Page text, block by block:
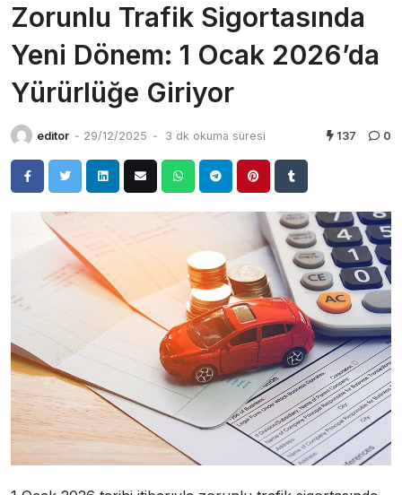
Zorunlu Trafik Sigortasında
Yeni Dönem: 1 Ocak 2026’da
Yürürlüğe Giriyor
editor - 29/12/2025 - 3 dk okuma süresi 137 0